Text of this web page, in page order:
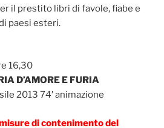
il prestito libri di favole, fiabe e
paesi esteri.
16,30
D’AMORE E FURIA
2013 74′ animazione
di contenimento del